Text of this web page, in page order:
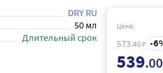
DRY RU
50 мл
Длительный срок
Цена:
573.40₽ 6
539.00